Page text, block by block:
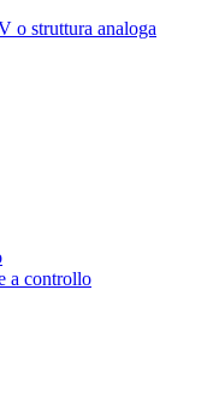
o struttura analoga
a controllo